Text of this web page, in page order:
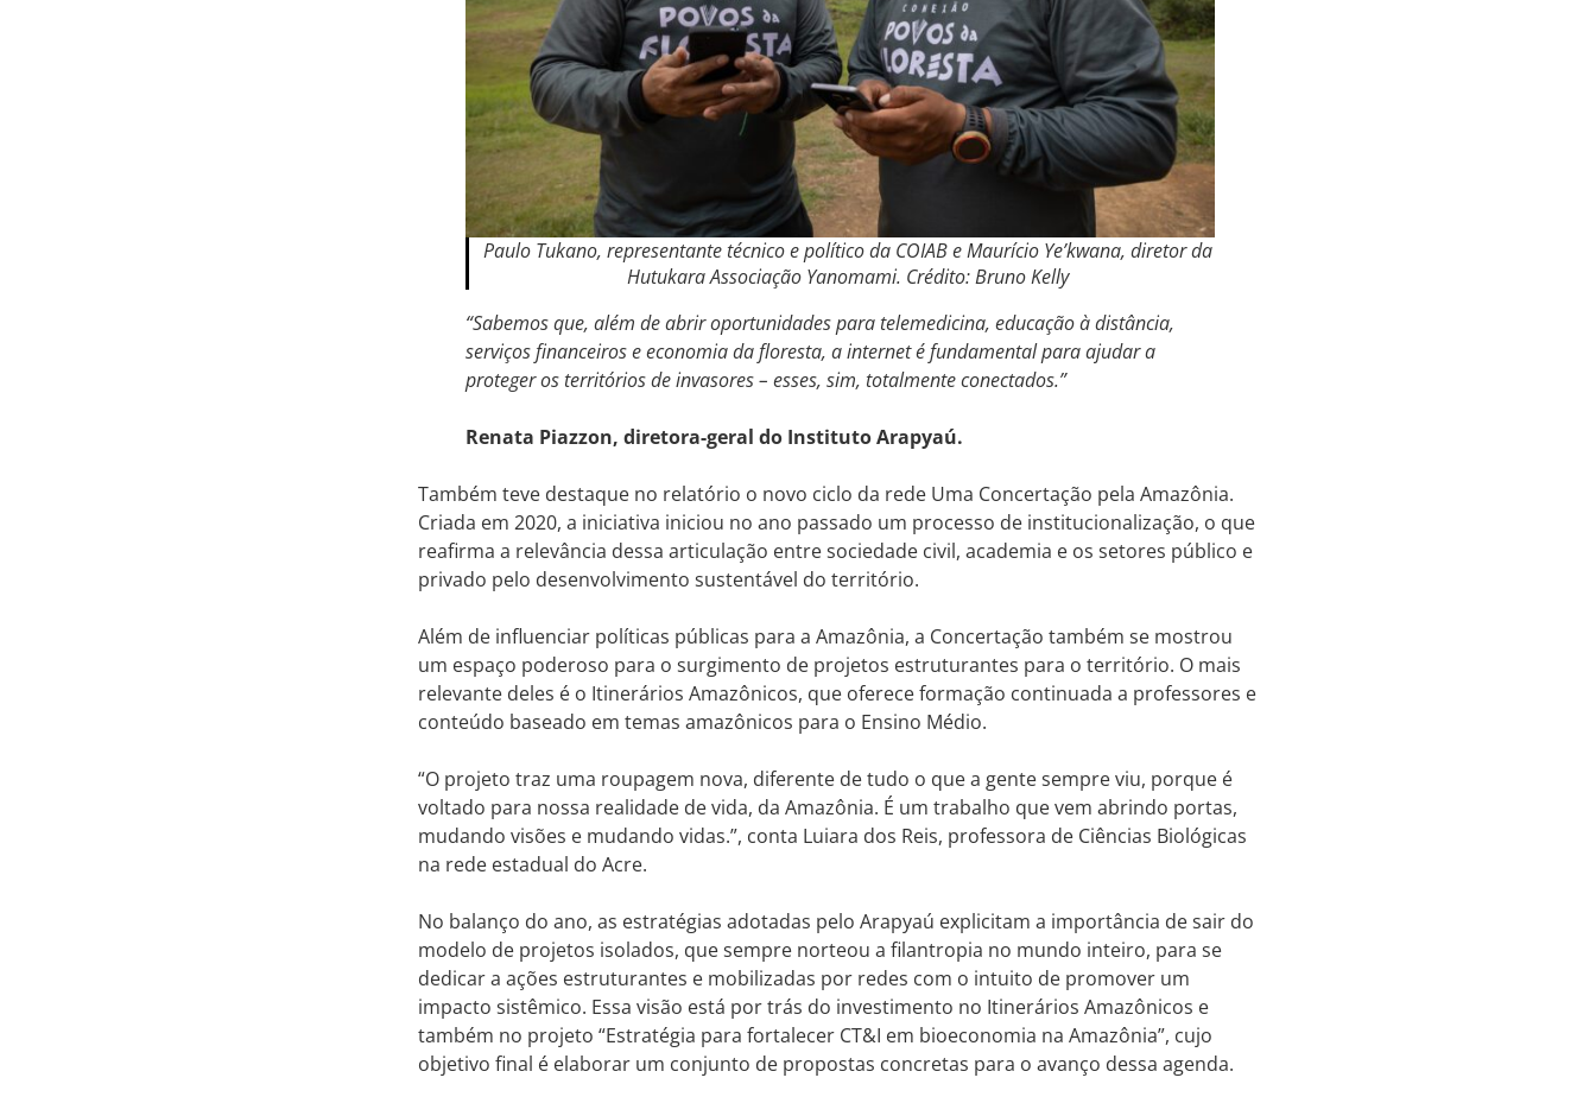
Paulo Tukano, representante técnico e político da COIAB e Maurício Ye’kwana, diretor da
Hutukara Associação Yanomami. Crédito: Bruno Kelly
“Sabemos que, além de abrir oportunidades para telemedicina, educação à distância,
serviços financeiros e economia da floresta, a internet é fundamental para ajudar a
proteger os territórios de invasores – esses, sim, totalmente conectados.”
Renata Piazzon, diretora-geral do Instituto Arapyaú.
Também teve destaque no relatório o novo ciclo da rede Uma Concertação pela Amazônia.
Criada em 2020, a iniciativa iniciou no ano passado um processo de institucionalização, o que
reafirma a relevância dessa articulação entre sociedade civil, academia e os setores público e
privado pelo desenvolvimento sustentável do território.
Além de influenciar políticas públicas para a Amazônia, a Concertação também se mostrou
um espaço poderoso para o surgimento de projetos estruturantes para o território. O mais
relevante deles é o Itinerários Amazônicos, que oferece formação continuada a professores e
conteúdo baseado em temas amazônicos para o Ensino Médio.
“O projeto traz uma roupagem nova, diferente de tudo o que a gente sempre viu, porque é
voltado para nossa realidade de vida, da Amazônia. É um trabalho que vem abrindo portas,
mudando visões e mudando vidas.”, conta Luiara dos Reis, professora de Ciências Biológicas
na rede estadual do Acre.
No balanço do ano, as estratégias adotadas pelo Arapyaú explicitam a importância de sair do
modelo de projetos isolados, que sempre norteou a filantropia no mundo inteiro, para se
dedicar a ações estruturantes e mobilizadas por redes com o intuito de promover um
impacto sistêmico. Essa visão está por trás do investimento no Itinerários Amazônicos e
também no projeto “Estratégia para fortalecer CT&I em bioeconomia na Amazônia”, cujo
objetivo final é elaborar um conjunto de propostas concretas para o avanço dessa agenda.